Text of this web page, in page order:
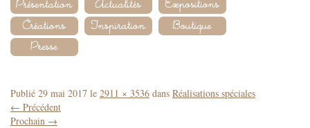
Publié 29 mai 2017 le 2911 × 3536 dans Réalisations spéciales
← Précédent
Prochain →